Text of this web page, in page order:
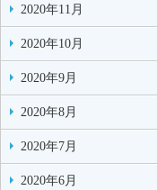
2020年11月
2020年10月
2020年9月
2020年8月
2020年7月
2020年6月